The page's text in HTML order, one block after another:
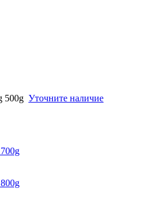
500g Уточните наличие